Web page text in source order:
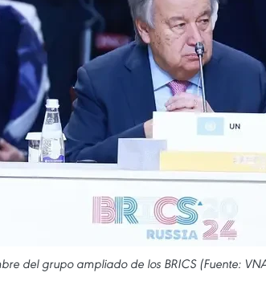
del grupo ampliado de los BRICS (Fuente: